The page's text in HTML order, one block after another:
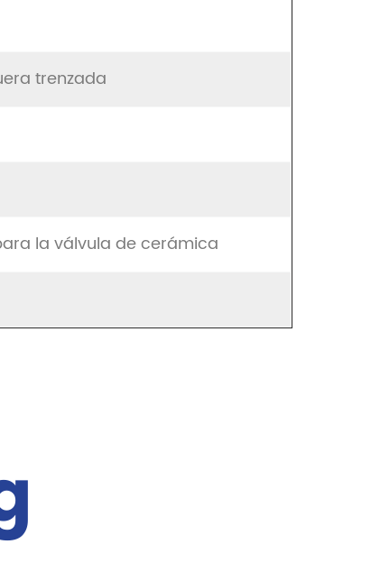
trenzada
la válvula de cerámica